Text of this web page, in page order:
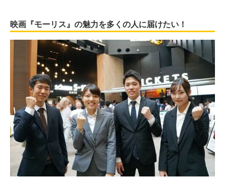
映画『モーリス』の魅力を多くの人に届けたい！